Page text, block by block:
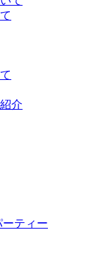
介
ティー